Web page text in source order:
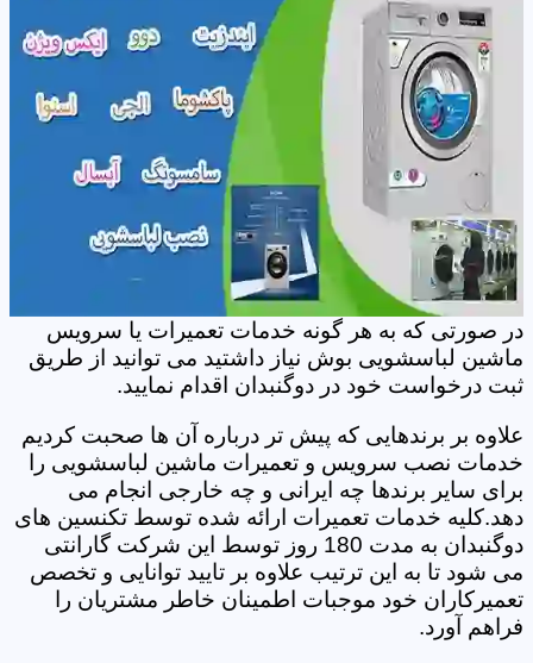
در صورتی که به هر گونه خدمات تعمیرات یا سرویس
ماشین لباسشویی بوش نیاز داشتید می توانید از طریق
ثبت درخواست خود در دوگنبدان اقدام نمایید.
علاوه بر برندهایی که پیش تر درباره آن ها صحبت کردیم
خدمات نصب سرویس و تعمیرات ماشین لباسشویی را
برای سایر برندها چه ایرانی و چه خارجی انجام می
دهد.کلیه خدمات تعمیرات ارائه شده توسط تکنسین های
دوگنبدان به مدت 180 روز توسط این شرکت گارانتی
می شود تا به این ترتیب علاوه بر تایید توانایی و تخصص
تعمیرکاران خود موجبات اطمینان خاطر مشتریان را
فراهم آورد.